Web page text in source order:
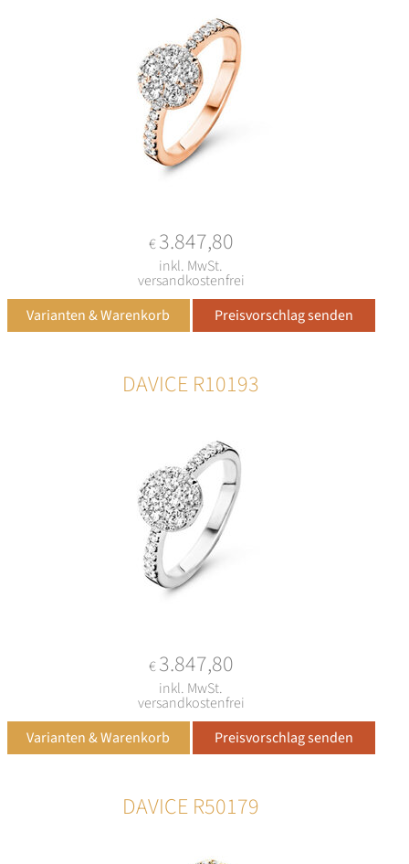
€3.847,80
inkl. MwSt.
versandkostenfrei
DAVICE R10193
€3.847,80
inkl. MwSt.
versandkostenfrei
DAVICE R50179